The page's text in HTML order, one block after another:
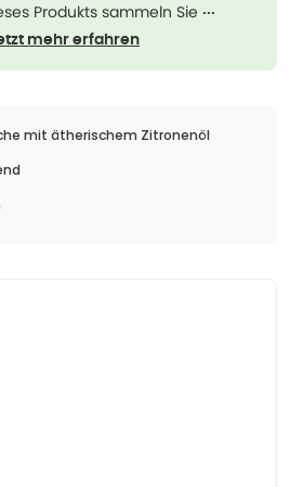
Produkts sammeln Sie ···
mehr erfahren
mit ätherischem Zitronenöl